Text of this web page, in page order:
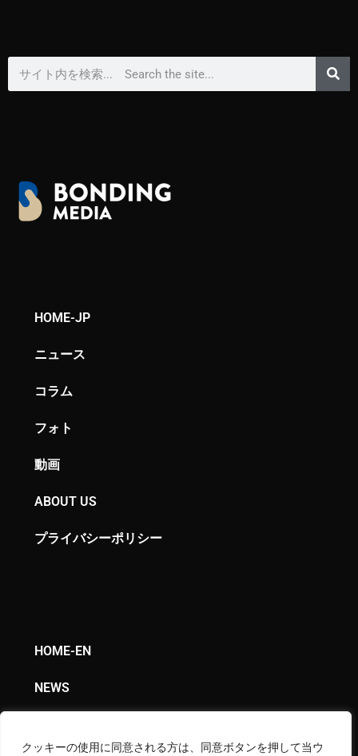
クッキーの使用に同意される方は、同意ボタンを押して当ウ
HOME-JP
ニュース
コラム
フォト
動画
ABOUT US
プライバシーポリシー
HOME-EN
NEWS